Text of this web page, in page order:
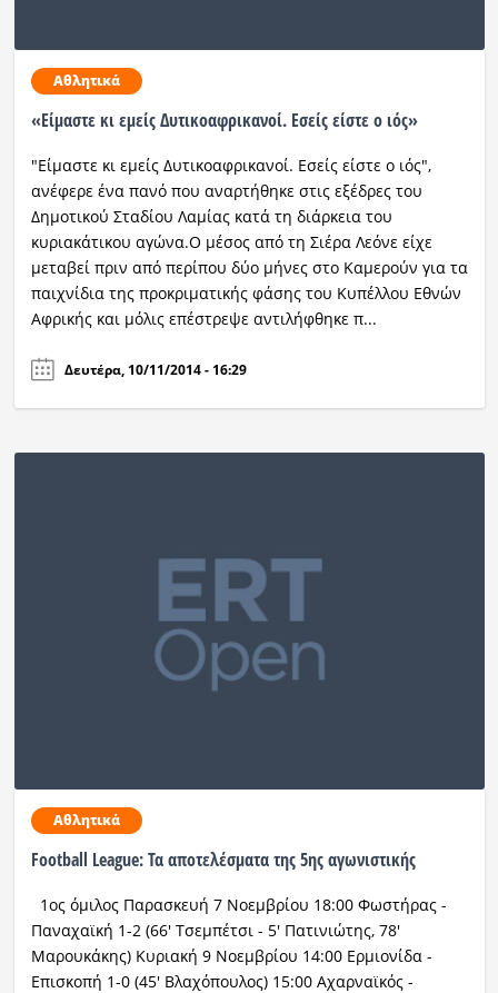
Αθλητικά
«Είμαστε κι εμείς Δυτικοαφρικανοί. Εσείς είστε ο ιός»
"Είμαστε κι εμείς Δυτικοαφρικανοί. Εσείς είστε ο ιός",
ανέφερε ένα πανό που αναρτήθηκε στις εξέδρες του
Δημοτικού Σταδίου Λαμίας κατά τη διάρκεια του
κυριακάτικου αγώνα.Ο μέσος από τη Σιέρα Λεόνε είχε
μεταβεί πριν από περίπου δύο μήνες στο Καμερούν για τα
παιχνίδια της προκριματικής φάσης του Κυπέλλου Εθνών
Αφρικής και μόλις επέστρεψε αντιλήφθηκε π...
Δευτέρα, 10/11/2014 - 16:29
Αθλητικά
Football League: Τα αποτελέσματα της 5ης αγωνιστικής
1ος όμιλος Παρασκευή 7 Νοεμβρίου 18:00 Φωστήρας -
Παναχαϊκή 1-2 (66' Τσεμπέτσι - 5' Πατινιώτης, 78'
Μαρουκάκης) Κυριακή 9 Νοεμβρίου 14:00 Ερμιονίδα -
Επισκοπή 1-0 (45' Βλαχόπουλος) 15:00 Αχαρναϊκός -